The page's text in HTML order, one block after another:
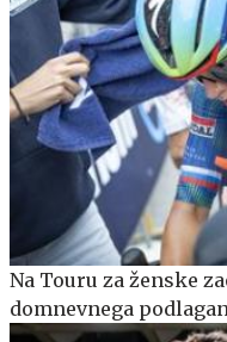
Na Touru za ženske
domnevnega